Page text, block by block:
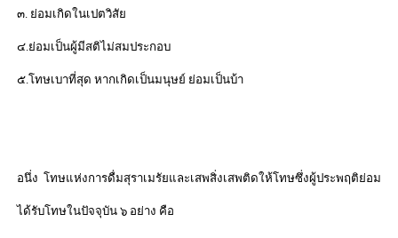
๓. ย่อมเกิดในเปตวิสัย
๔.ย่อมเป็นผู้มีสติไม่สมประกอบ
๕.โทษเบาที่สุด หากเกิดเป็นมนุษย์ ย่อมเป็นบ้า
อนึ่ง โทษแห่งการดื่มสุราเมรัยและเสพสิ่งเสพติดให้โทษซึ่งผู้ประพฤติย่อม
ได้รับโทษในปัจจุบัน ๖ อย่าง คือ